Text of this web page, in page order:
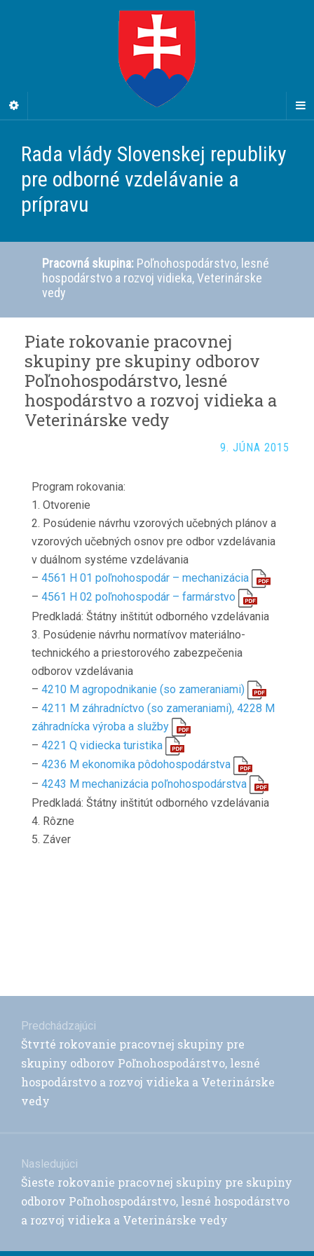
Rada vlády Slovenskej republiky
pre odborné vzdelávanie a
prípravu
Pracovná skupina: Poľnohospodárstvo, lesné
hospodárstvo a rozvoj vidieka, Veterinárske
vedy
Piate rokovanie pracovnej
skupiny pre skupiny odborov
Poľnohospodárstvo, lesné
hospodárstvo a rozvoj vidieka a
Veterinárske vedy
9. JÚNA 2015
Program rokovania:
1. Otvorenie
2. Posúdenie návrhu vzorových učebných plánov a
vzorových učebných osnov pre odbor vzdelávania
v duálnom systéme vzdelávania
– 4561 H 01 poľnohospodár – mechanizácia
– 4561 H 02 poľnohospodár – farmárstvo
Predkladá: Štátny inštitút odborného vzdelávania
3. Posúdenie návrhu normatívov materiálno-
technického a priestorového zabezpečenia
odborov vzdelávania
– 4210 M agropodnikanie (so zameraniami)
– 4211 M záhradníctvo (so zameraniami), 4228 M
záhradnícka výroba a služby
– 4221 Q vidiecka turistika
– 4236 M ekonomika pôdohospodárstva
– 4243 M mechanizácia poľnohospodárstva
Predkladá: Štátny inštitút odborného vzdelávania
4. Rôzne
5. Záver
článku
Predchádzajúci
Previous
post:
Štvrté rokovanie pracovnej skupiny pre
skupiny odborov Poľnohospodárstvo, lesné
hospodárstvo a rozvoj vidieka a Veterinárske
vedy
Nasledujúci
Next
post:
Šieste rokovanie pracovnej skupiny pre skupiny
odborov Poľnohospodárstvo, lesné hospodárstvo
a rozvoj vidieka a Veterinárske vedy